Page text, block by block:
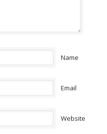
Name
Email
Website